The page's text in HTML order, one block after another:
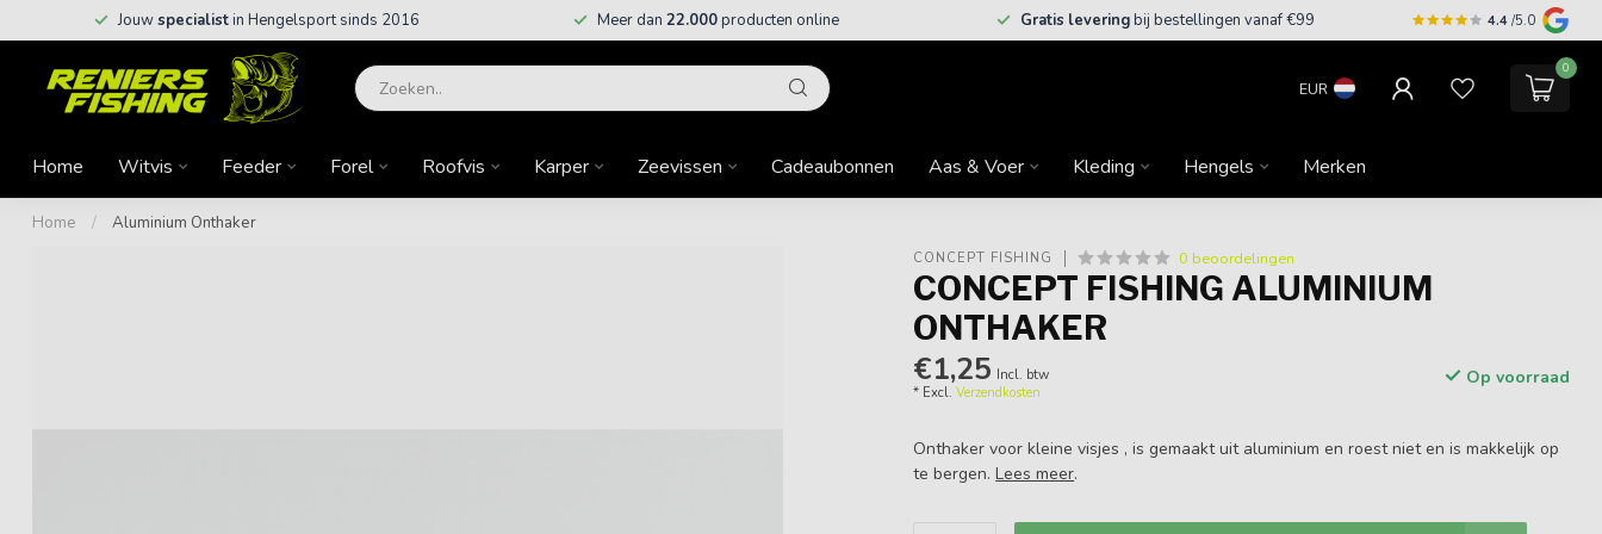
Jouwspecialistin Hengelsport sinds 2016 Meer dan 22.000producten online Gratis leveringbij bestellingen vanaf €99 4.4 /5.0
EUR
0
Home Witvis Feeder Forel Roofvis Karper Zeevissen Cadeaubonnen Aas & Voer Kleding Hengels Merken
Home / Aluminium Onthaker
CONCEPT FISHING 0 beoordelingen
CONCEPT FISHING ALUMINIUM
ONTHAKER
€1,25 Incl. btw
* Excl.Verzendkosten
Op voorraad
Onthaker voor kleine visjes , is gemaakt uit aluminium en roest niet en is makkelijk op
te bergen.Lees meer.